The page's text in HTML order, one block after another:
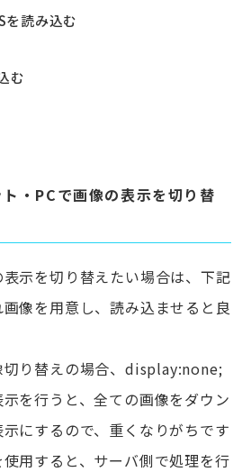
・PCで画像の表示を切り替
示を切り替えたい場合は、下記
像を用意し、読み込ませると良
切り替えの場合、display:none;
を行うと、全ての画像をダウン
にするので、重くなりがちです
用すると、サーバ側で処理を行